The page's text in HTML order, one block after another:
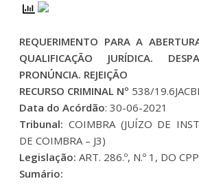
REQUERIMENTO PARA A
QUALIFICAÇÃO JURÍDICA.
PRONÚNCIA. REJEIÇÃO
RECURSO CRIMINAL Nº 538/
Data do Acórdão: 30-06-2021
Tribunal: COIMBRA (JUÍZO DE
DE COIMBRA – J3)
Legislação: ART. 286.º, N.º 1, DO CPP
Sumário: